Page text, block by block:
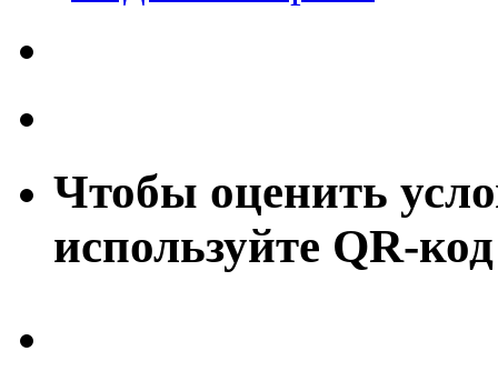
Чтобы оценить
используйте QR-код